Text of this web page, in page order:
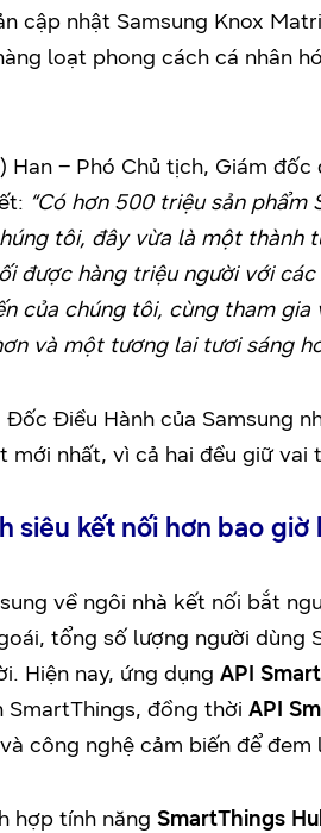
cập nhật Samsung Knox
loạt phong cách cá nhân
Han – Phó Chủ tịch, Giám
“Có hơn 500 triệu sản
tôi, đây vừa là một thành
được hàng triệu người với
của chúng tôi, cùng tham
và một tương lai tươi sáng
Đốc Điều Hành của Samsung
mới nhất, vì cả hai đều giữ
siêu kết nối hơn bao giờ
về ngôi nhà kết nối bắt
tổng số lượng người dùng
Hiện nay, ứng dụng API
SmartThings, đồng thời API
công nghệ cảm biến để
hợp tính năng SmartThings